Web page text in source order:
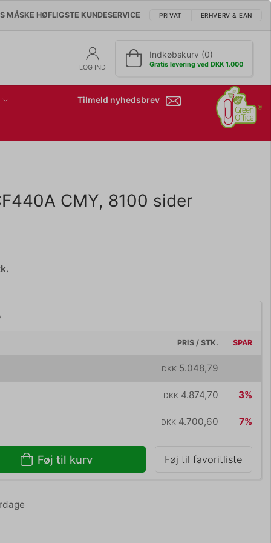
MÅSKE HØFLIGSTE KUNDESERVICE PRIVAT ERHVERV & EAN
LOG IND
Indkøbskurv (0)
Gratis levering ved DKK 1.000
Tilmeld nyhedsbrev
CMY, 8100 sider
PRIS / STK. SPAR
Føj til kurv Føj til favoritliste
DKK 5.048,79
DKK 4.874,70 3%
DKK 4.700,60 7%